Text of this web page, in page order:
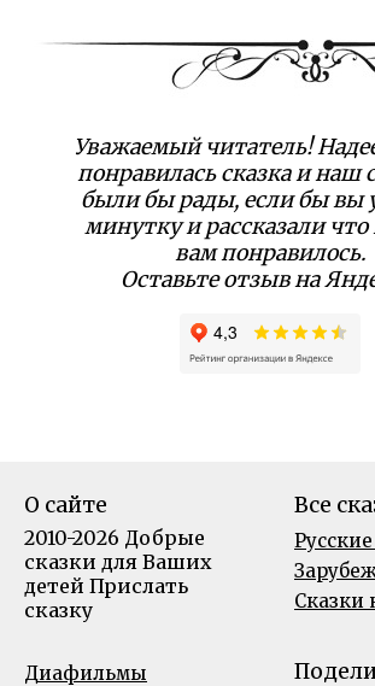
Уважаемый читатель!
понравилась сказка и наш
были бы рады, если бы вы
минутку и рассказали
вам понравилось.
Оставьте отзыв на
О сайте
2010-2026 Добрые
сказки для Ваших
детей Прислать
сказку
Все
Сказки
Диафильмы